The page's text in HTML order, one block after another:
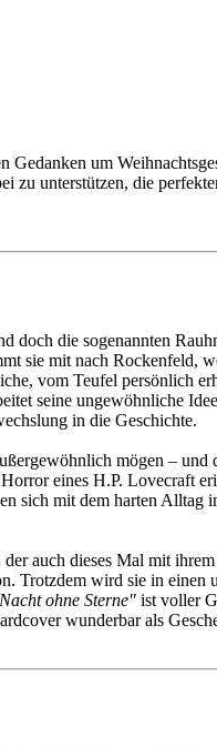
um
zu unterstützen, die
doch die sogenannten
sie mit nach Rockenfeld,
vom Teufel persönlich
seine ungewöhnliche
in die Geschichte.
mögen –
eines H.P. Lovecraft
sich mit dem harten Alltag
der auch dieses Mal mit
Trotzdem wird sie in
ohne Sterne" ist voller
wunderbar als